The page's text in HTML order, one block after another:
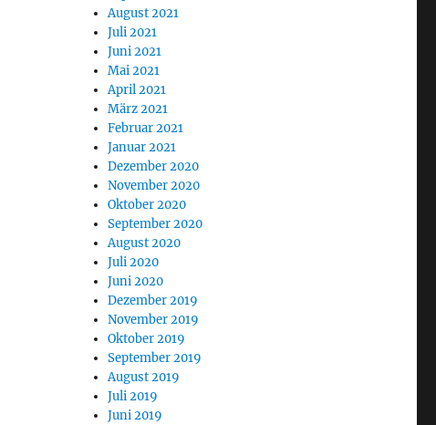
August 2021
Juli 2021
Juni 2021
Mai 2021
April 2021
März 2021
Februar 2021
Januar 2021
Dezember 2020
November 2020
Oktober 2020
September 2020
August 2020
Juli 2020
Juni 2020
Dezember 2019
November 2019
Oktober 2019
September 2019
August 2019
Juli 2019
Juni 2019